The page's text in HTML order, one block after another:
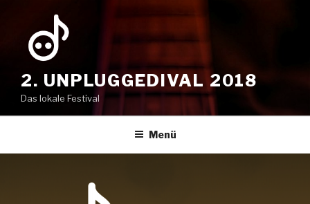
springen
2. UNPLUGGEDIVAL 2018
Das lokale Festival
Menü